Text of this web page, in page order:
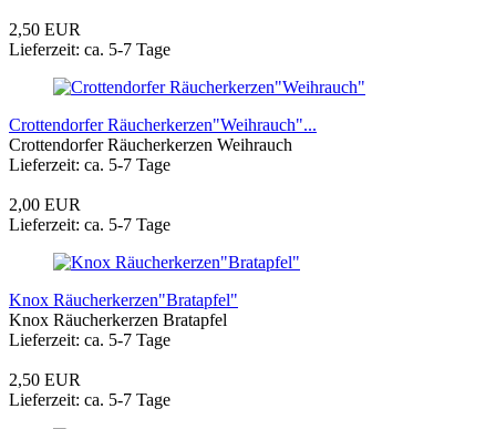
2,50 EUR
Lieferzeit: ca. 5-7 Tage
Crottendorfer Räucherkerzen"Weihrauch"...
Crottendorfer Räucherkerzen Weihrauch
Lieferzeit: ca. 5-7 Tage
2,00 EUR
Lieferzeit: ca. 5-7 Tage
Knox Räucherkerzen"Bratapfel"
Knox Räucherkerzen Bratapfel
Lieferzeit: ca. 5-7 Tage
2,50 EUR
Lieferzeit: ca. 5-7 Tage